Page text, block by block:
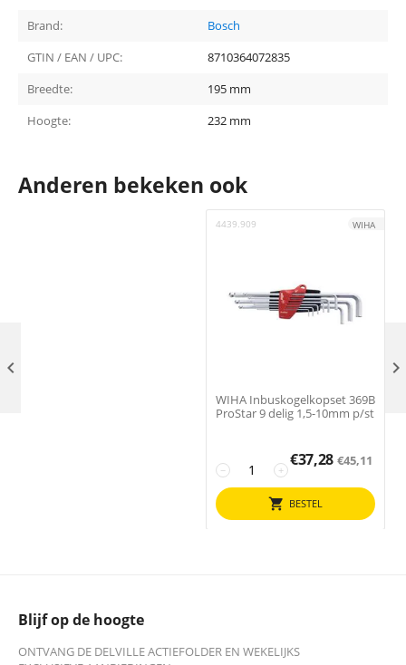
Brand:
Bosch
GTIN / EAN / UPC:
8710364072835
Breedte:
195 mm
Hoogte:
232 mm
Anderen bekeken ook
4439.909 WIHA
WIHA Inbuskogelkopset 369B
ProStar 9 delig 1,5-10mm p/st
+
−
€37,28 €45,11
BESTEL
 
Blijf op de hoogte
ONTVANG DE DELVILLE ACTIEFOLDER EN WEKELIJKS